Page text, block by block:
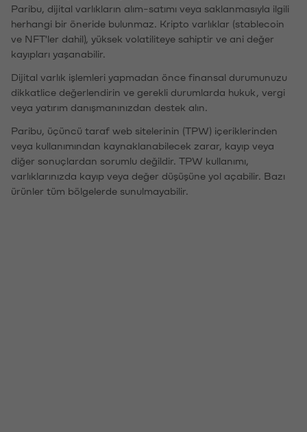
Paribu, dijital varlıkların alım-satımı veya saklanmasıyla ilgili
herhangi bir öneride bulunmaz. Kripto varlıklar (stablecoin
ve NFT'ler dahil), yüksek volatiliteye sahiptir ve ani değer
kayıpları yaşanabilir.
Dijital varlık işlemleri yapmadan önce finansal durumunuzu
dikkatlice değerlendirin ve gerekli durumlarda hukuk, vergi
veya yatırım danışmanınızdan destek alın.
Paribu, üçüncü taraf web sitelerinin (TPW) içeriklerinden
veya kullanımından kaynaklanabilecek zarar, kayıp veya
diğer sonuçlardan sorumlu değildir. TPW kullanımı,
varlıklarınızda kayıp veya değer düşüşüne yol açabilir. Bazı
ürünler tüm bölgelerde sunulmayabilir.